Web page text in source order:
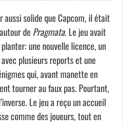
aussi solide que Capcom, il était
dePragmata. Le jeu avait
une nouvelle licence, un
plusieurs reports et une
qui, avant manette en
tourner au faux pas. Pourtant,
Le jeu a reçu un accueil
comme des joueurs, tout en